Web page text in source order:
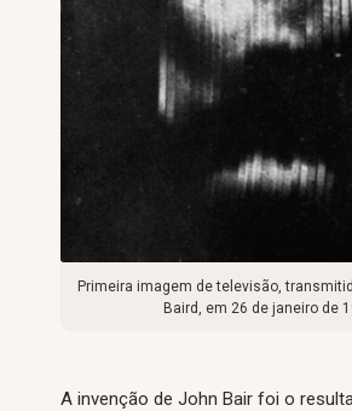
Primeira imagem de televisão,
Baird, em 26 de janeiro de
A invenção de John Bair foi o